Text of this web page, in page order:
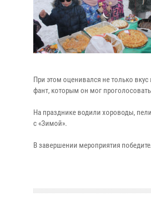
При этом оценивался не только
фант, которым он мог
На празднике водили хороводы,
с «Зимой».
В завершении мероприятия